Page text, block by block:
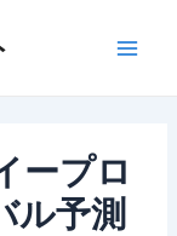
ープロ
ル予測